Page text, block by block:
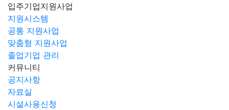
입주기업지원사업
지원시스템
공통 지원사업
맞춤형 지원사업
졸업기업 관리
커뮤니티
공지사항
자료실
시설사용신청